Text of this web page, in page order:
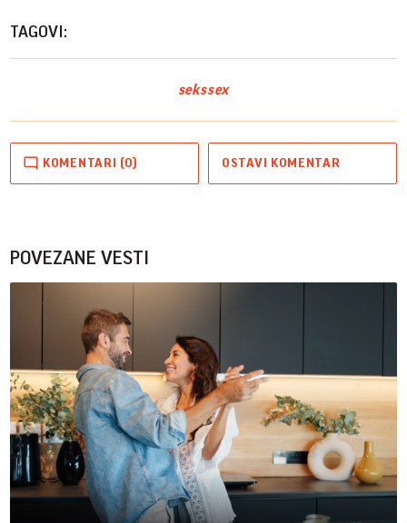
TAGOVI:
sekssex
KOMENTARI (0) OSTAVI KOMENTAR
POVEZANE VESTI